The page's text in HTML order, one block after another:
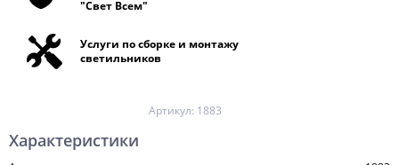
"Свет Всем"
Услуги по сборке и монтажу
светильников
Артикул: 1883
Характеристики